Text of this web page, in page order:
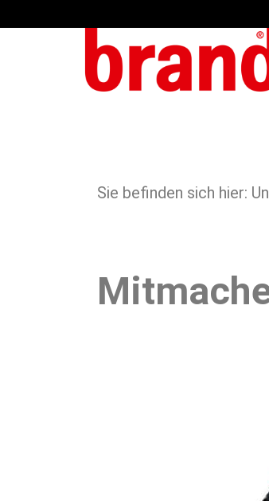
Sie befinden sich hier: